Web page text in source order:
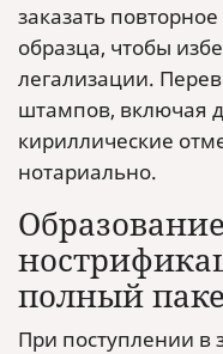
заказать
образца, чтобы
легализации.
штампов, включая
кириллические
нотариально.
полный
При поступлении в